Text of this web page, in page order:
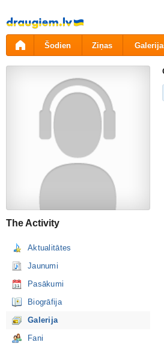
Pāriet
uz
saturu
Šodien Ziņas
The Activity
Aktualitātes
Jaunumi
Pasākumi
Biogrāfija
Galerija
Fani